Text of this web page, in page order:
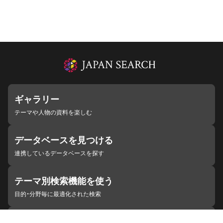
ギャラリー
テーマや人物の資料を楽しむ
データベースを見つける
連携しているデータベースを探す
テーマ別検索機能を使う
目的・分野毎に最適化された検索